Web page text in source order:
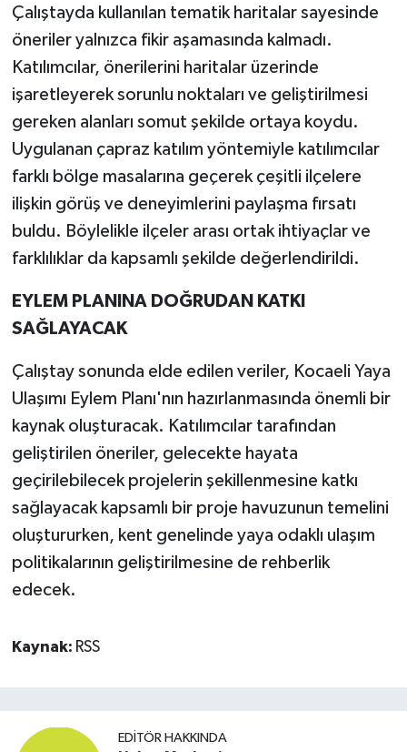
Çalıştayda kullanılan tematik haritalar sayesinde
öneriler yalnızca fikir aşamasında kalmadı.
Katılımcılar, önerilerini haritalar üzerinde
işaretleyerek sorunlu noktaları ve geliştirilmesi
gereken alanları somut şekilde ortaya koydu.
Uygulanan çapraz katılım yöntemiyle katılımcılar
farklı bölge masalarına geçerek çeşitli ilçelere
ilişkin görüş ve deneyimlerini paylaşma fırsatı
buldu. Böylelikle ilçeler arası ortak ihtiyaçlar ve
farklılıklar da kapsamlı şekilde değerlendirildi.
EYLEM PLANINA DOĞRUDAN KATKI
SAĞLAYACAK
Çalıştay sonunda elde edilen veriler, Kocaeli Yaya
Ulaşımı Eylem Planı'nın hazırlanmasında önemli bir
kaynak oluşturacak. Katılımcılar tarafından
geliştirilen öneriler, gelecekte hayata
geçirilebilecek projelerin şekillenmesine katkı
sağlayacak kapsamlı bir proje havuzunun temelini
oluştururken, kent genelinde yaya odaklı ulaşım
politikalarının geliştirilmesine de rehberlik
edecek.
Kaynak: RSS
EDITÖR HAKKINDA